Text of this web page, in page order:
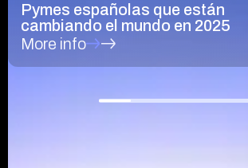
Pymes españolas que están
cambiando el mundo en 2025
More info